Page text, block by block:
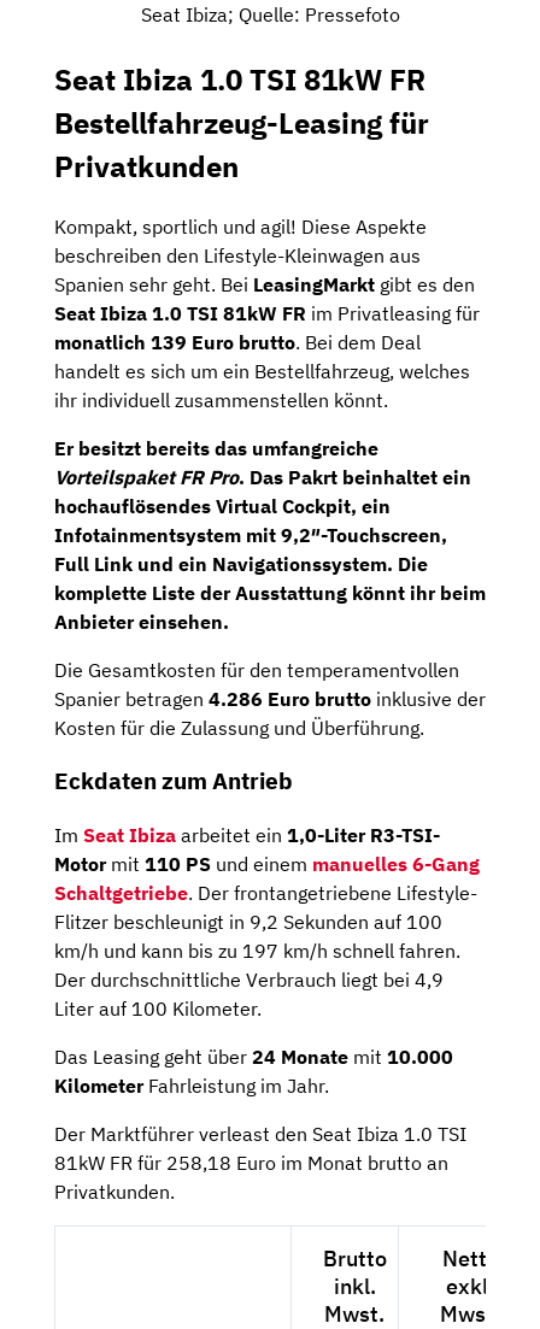
Seat Ibiza; Quelle: Pressefoto
Seat Ibiza 1.0 TSI 81kW FR
Bestellfahrzeug-Leasing für
Privatkunden
Kompakt, sportlich und agil! Diese Aspekte
beschreiben den Lifestyle-Kleinwagen aus
Spanien sehr geht. Bei LeasingMarkt gibt es den
Seat Ibiza 1.0 TSI 81kW FR im Privatleasing für
monatlich 139 Euro brutto. Bei dem Deal
handelt es sich um ein Bestellfahrzeug, welches
ihr individuell zusammenstellen könnt.
Er besitzt bereits das umfangreiche
Vorteilspaket FR Pro. Das Pakrt beinhaltet ein
hochauflösendes Virtual Cockpit, ein
Infotainmentsystem mit 9,2″-Touchscreen,
Full Link und ein Navigationssystem. Die
komplette Liste der Ausstattung könnt ihr beim
Anbieter einsehen.
Die Gesamtkosten für den temperamentvollen
Spanier betragen 4.286 Euro brutto inklusive der
Kosten für die Zulassung und Überführung.
Eckdaten zum Antrieb
Im Seat Ibiza arbeitet ein 1,0-Liter R3-TSI-
Motormit 110 PS und einem manuelles 6-Gang
Schaltgetriebe. Der frontangetriebene Lifestyle-
Flitzer beschleunigt in 9,2 Sekunden auf 100
km/h und kann bis zu 197 km/h schnell fahren.
Der durchschnittliche Verbrauch liegt bei 4,9
Liter auf 100 Kilometer.
Das Leasing geht über 24 Monate mit 10.000
KilometerFahrleistung im Jahr.
Der Marktführer verleast den Seat Ibiza 1.0 TSI
81kW FR für 258,18 Euro im Monat brutto an
Privatkunden.
Brutto
inkl.
Mwst.
Netto
exkl.
Mwst.